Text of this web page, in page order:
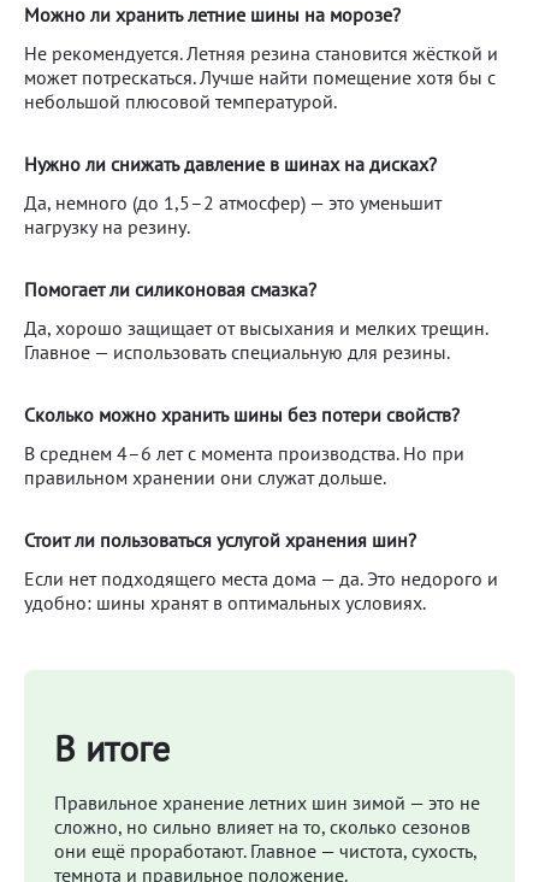
Можно ли хранить летние шины на морозе?
Не рекомендуется. Летняя резина становится жёсткой и
может потрескаться. Лучше найти помещение хотя бы с
небольшой плюсовой температурой.
Нужно ли снижать давление в шинах на дисках?
Да, немного (до 1,5–2 атмосфер) — это уменьшит
нагрузку на резину.
Помогает ли силиконовая смазка?
Да, хорошо защищает от высыхания и мелких трещин.
Главное — использовать специальную для резины.
Сколько можно хранить шины без потери свойств?
В среднем 4–6 лет с момента производства. Но при
правильном хранении они служат дольше.
Стоит ли пользоваться услугой хранения шин?
Если нет подходящего места дома — да. Это недорого и
удобно: шины хранят в оптимальных условиях.
В итоге
Правильное хранение летних шин зимой — это не
сложно, но сильно влияет на то, сколько сезонов
они ещё проработают. Главное — чистота, сухость,
темнота и правильное положение.